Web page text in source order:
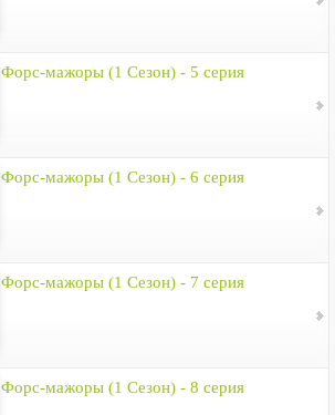
Форс-мажоры (1 Сезон) - 5 серия
Форс-мажоры (1 Сезон) - 6 серия
Форс-мажоры (1 Сезон) - 7 серия
Форс-мажоры (1 Сезон) - 8 серия